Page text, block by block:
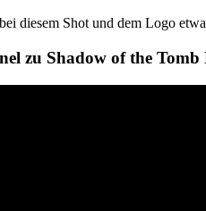
diesem Shot und dem Logo
zu Shadow of the Tomb